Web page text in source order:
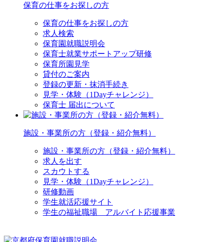
保育の仕事をお探しの方
保育の仕事をお探しの方
求人検索
保育園就職説明会
保育士就業サポートアップ研修
保育所園見学
貸付のご案内
登録の更新・抹消手続き
見学・体験（1Dayチャレンジ）
保育士 届出について
施設・事業所の方（登録・紹介無料）
施設・事業所の方（登録・紹介無料）
求人を出す
スカウトする
見学・体験（1Dayチャレンジ）
研修動画
学生就活応援サイト
学生の福祉職場 アルバイト応援事業